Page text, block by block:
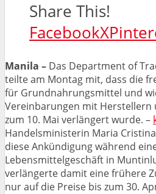
Share This!
FacebookX
Manila – Das Department of
teilte am Montag mit, dass die
für Grundnahrungsmittel und
Vereinbarungen mit Herstellern
zum 10. Mai verlängert wurde. –
Handelsministerin Maria
diese Ankündigung während
Lebensmittelgeschäft in
verlängerte damit eine frühere
nur auf die Preise bis zum 30.